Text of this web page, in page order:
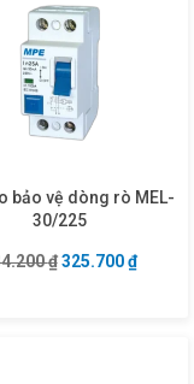
₫.
bảo vệ dòng rò MEL-
30/225
₫ Giá gốc là:
325.700₫Giá